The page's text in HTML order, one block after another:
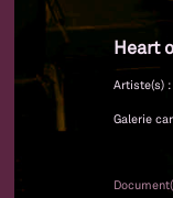
Heart
Artiste(s) :
Galerie